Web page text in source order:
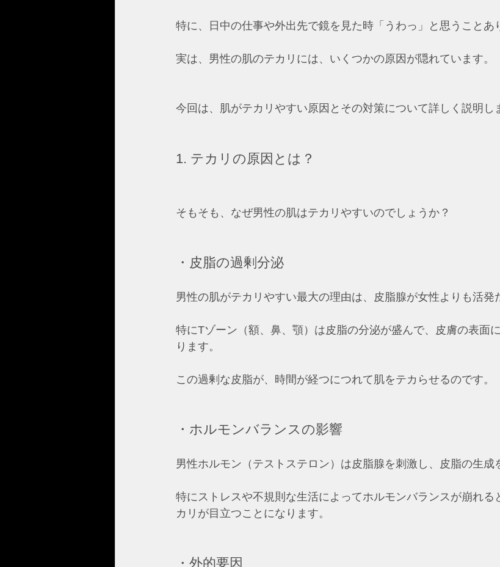
特に、日中の仕事や外出先で鏡を見た時「うわっ」と思うことあ
実は、男性の肌のテカリには、いくつかの原因が隠れています。
今回は、肌がテカリやすい原因とその対策について詳しく説明し
1. テカリの原因とは？
そもそも、なぜ男性の肌はテカリやすいのでしょうか？
・皮脂の過剰分泌
男性の肌がテカリやすい最大の理由は、皮脂腺が女性よりも活発
特にTゾーン（額、鼻、顎）は皮脂の分泌が盛んで、皮膚の表面
ります。
この過剰な皮脂が、時間が経つにつれて肌をテカらせるのです。
・ホルモンバランスの影響
男性ホルモン（テストステロン）は皮脂腺を刺激し、皮脂の生成
特にストレスや不規則な生活によってホルモンバランスが崩れる
カリが目立つことになります。
・外的要因